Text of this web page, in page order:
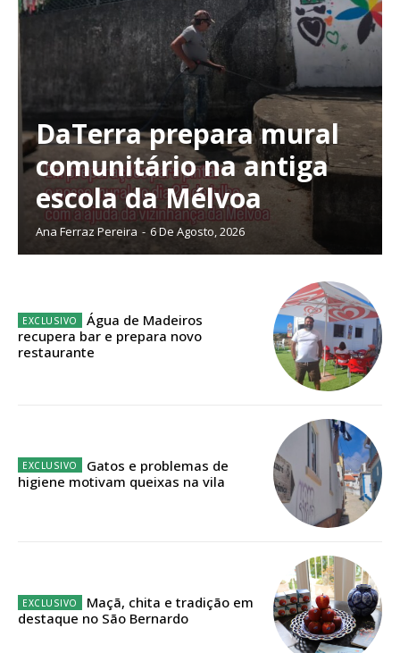
Planos de Assinatura
Faça-se assinante do Região de Cister e ajude-nos a manter este serviço
Sendo assinante terá acesso a todos os conteúdos exclusivos e versões
12 meses
DaTerra prepara mural
comunitário na antiga
escola da Mélvoa
Ana Ferraz Pereira - 6 De Agosto, 2026
Água de Madeiros
recupera bar e prepara novo
restaurante
Gatos e problemas de
higiene motivam queixas na vila
Maçã, chita e tradição em
destaque no São Bernardo